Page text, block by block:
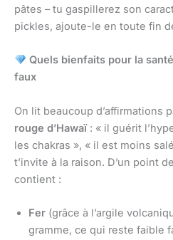
pâtes – tu gaspillerez son
pickles, ajoute-le en toute fin
Quels bienfaits pour la
faux
On lit beaucoup d’affirmations
rouge d’Hawaï: « il guérit
les chakras », « il est moins
t’invite à la raison. D’un point
contient :
Fer (grâce à l’argile
gramme, ce qui reste faible